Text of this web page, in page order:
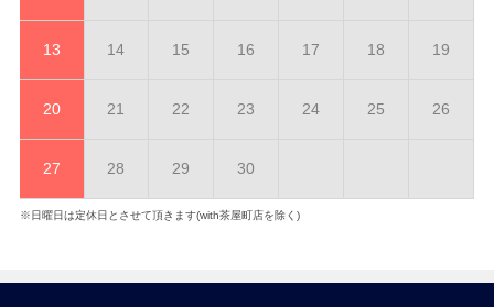
13 14 15 16 17 18 19
20 21 22 23 24 25 26
27 28 29 30
※日曜日は定休日とさせて頂きます(with茶屋町店を除く)